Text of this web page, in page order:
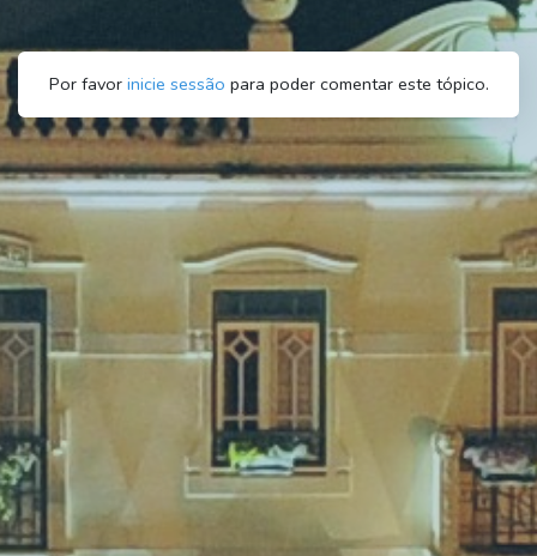
Por favor inicie sessão para poder comentar este tópico.